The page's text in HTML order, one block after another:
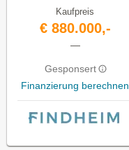
Kaufpreis
€ 880.000,-
—
Gesponsert
Finanzierung berechnen